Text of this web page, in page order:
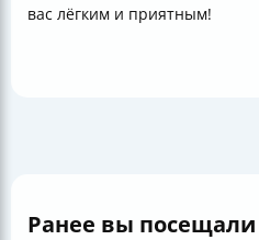
вас лёгким и приятным!
Ранее вы посещали